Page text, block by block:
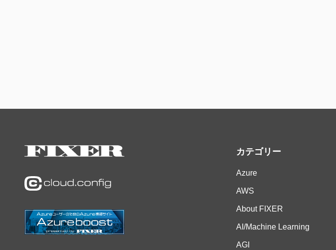
カテゴリー
Azure
AWS
About FIXER
AI/Machine Learning
AGI